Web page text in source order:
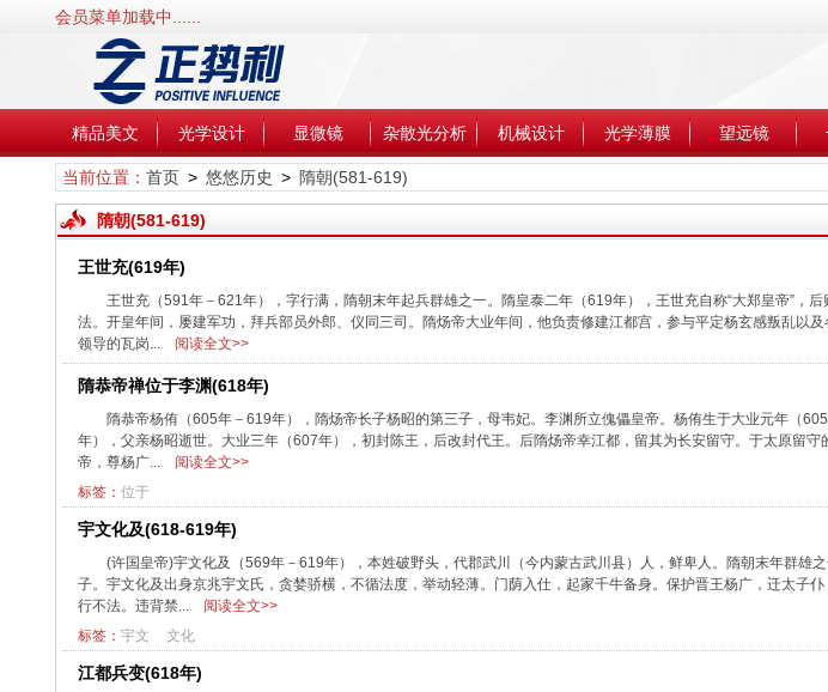
会员菜单加载中......
精品美文 光学设计 显微镜 杂散光分析 机械设计 光学薄膜 望远镜
当前位置： 首页> 悠悠历史 > 隋朝(581-619)
隋朝(581-619)
王世充(619年)
王世充（591年－621年），字行满，隋朝末年起兵群雄之一。隋皇泰二年（619年），王世充自称“大郑皇帝”，
法。开皇年间，屡建军功，拜兵部员外郎、仪同三司。隋炀帝大业年间，他负责修建江都宫，参与平定杨玄感叛乱以
领导的瓦岗...
阅读全文>>
隋恭帝禅位于李渊(618年)
隋恭帝杨侑（605年－619年），隋炀帝长子杨昭的第三子，母韦妃。李渊所立傀儡皇帝。杨侑生于大业元年（
年），父亲杨昭逝世。大业三年（607年），初封陈王，后改封代王。后隋炀帝幸江都，留其为长安留守。于太原留
帝，尊杨广...
阅读全文>>
标签： 位于
宇文化及(618-619年)
(许国皇帝)宇文化及（569年－619年），本姓破野头，代郡武川（今内蒙古武川县）人，鲜卑人。隋朝末年群雄
子。宇文化及出身京兆宇文氏，贪婪骄横，不循法度，举动轻薄。门荫入仕，起家千牛备身。保护晋王杨广，迁太子
行不法。违背禁...
阅读全文>>
标签： 宇文 文化
江都兵变(618年)